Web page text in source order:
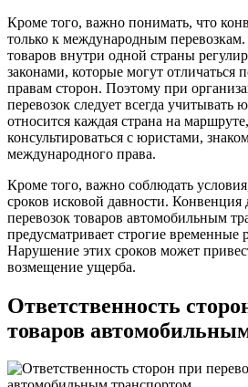
Кроме того, важно понимать, что
только к международным
товаров внутри одной страны
законами, которые могут отличаться
правам сторон. Поэтому при
перевозок следует всегда
относится каждая страна на
консультироваться с юристами,
международного права.
Кроме того, важно соблюдать
сроков исковой давности.
перевозок товаров автомобильным
предусматривает строгие временные
Нарушение этих сроков может
возмещение ущерба.
Ответственность
товаров